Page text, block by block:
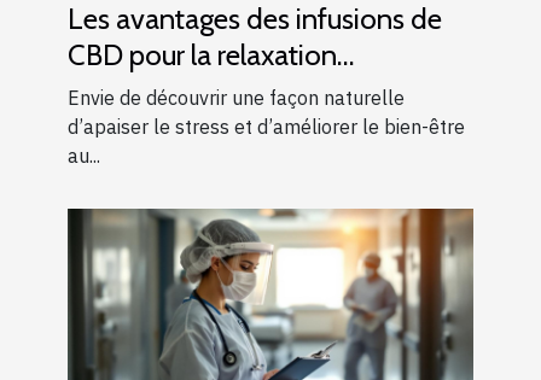
Les avantages des infusions de
CBD pour la relaxation
quotidienne
Envie de découvrir une façon naturelle
d’apaiser le stress et d’améliorer le bien-être
au...